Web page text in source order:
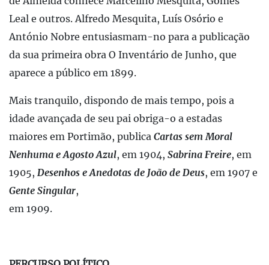
Leal e outros. Alfredo Mesquita, Luís Osório e
António Nobre entusiasmam-no para a publicação
da sua primeira obra O Inventário de Junho, que
aparece a público em 1899.
Mais tranquilo, dispondo de mais tempo, pois a
idade avançada de seu pai obriga-o a estadas
maiores em Portimão, publica Cartas sem Moral
Nenhuma e Agosto Azul, em 1904, Sabrina Freire, em
1905, Desenhos e Anedotas de João de Deus, em 1907 e
Gente Singular,
em 1909.